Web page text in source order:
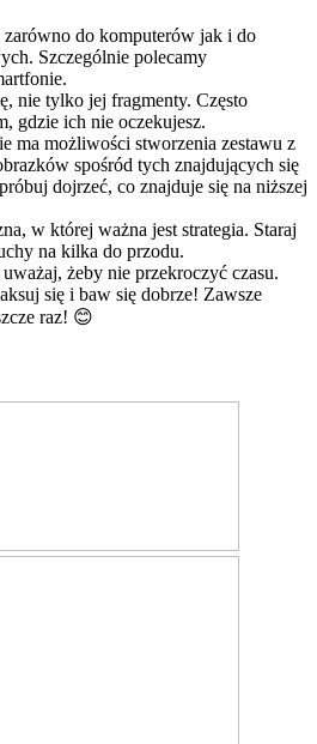
zarówno do komputerów jak i do
Szczególnie polecamy
nie tylko jej fragmenty. Często
gdzie ich nie oczekujesz.
ma możliwości stworzenia zestawu z
spośród tych znajdujących się
dojrzeć, co znajduje się na niższej
w której ważna jest strategia. Staraj
na kilka do przodu.
żeby nie przekroczyć czasu.
się i baw się dobrze! Zawsze
raz! 😊